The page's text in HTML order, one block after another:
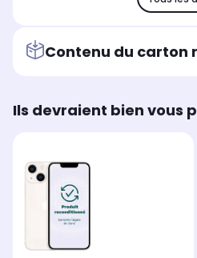
Contenu du carton
Ils devraient bien vous